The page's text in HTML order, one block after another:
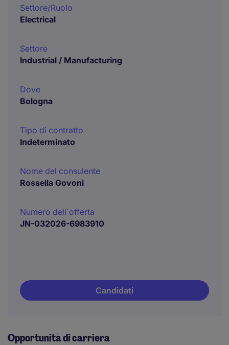
Settore/Ruolo
Electrical
Settore
Industrial / Manufacturing
Dove
Bologna
Tipo di contratto
Indeterminato
Nome del consulente
Rossella Govoni
Numero dell´offerta
JN-032026-6983910
Candidati
Opportunità di carriera